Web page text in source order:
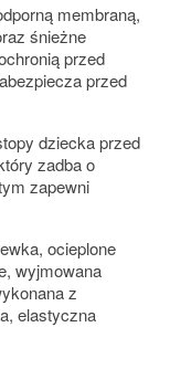
membraną,
śnieżne
przed
przed
dziecka przed
zadba o
zapewni
ocieplone
wyjmowana
z
elastyczna